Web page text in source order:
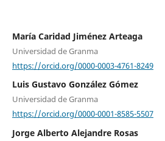
María Caridad Jiménez Arteaga
Universidad de Granma
https://orcid.org/0000-0003-4761-8249
Luis Gustavo González Gómez
Universidad de Granma
https://orcid.org/0000-0001-8585-5507
Jorge Alberto Alejandre Rosas